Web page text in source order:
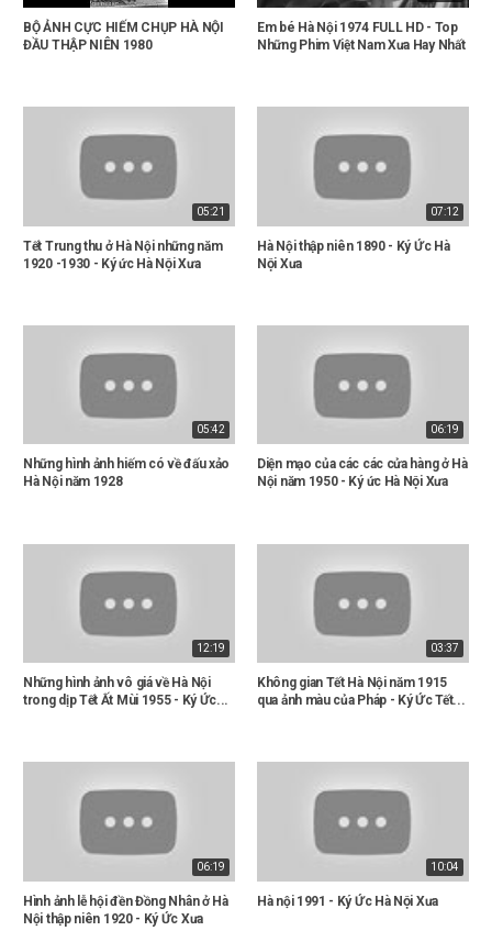
BỘ ẢNH CỰC HIẾM CHỤP HÀ NỘI
ĐẦU THẬP NIÊN 1980
Em bé Hà Nội 1974 FULL HD - Top
Những Phim Việt Nam Xưa Hay Nhất
05:21
Tết Trung thu ở Hà Nội những năm
1920 -1930 - Ký ức Hà Nội Xưa
07:12
Hà Nội thập niên 1890 - Ký Ức Hà
Nội Xưa
05:42
Những hình ảnh hiếm có về đấu xảo
Hà Nội năm 1928
06:19
Diện mạo của các các cửa hàng ở Hà
Nội năm 1950 - Ký ức Hà Nội Xưa
12:19
Những hình ảnh vô giá về Hà Nội
trong dịp Tết Ất Mùi 1955 - Ký Ức...
03:37
Không gian Tết Hà Nội năm 1915
qua ảnh màu của Pháp - Ký Ức Tết...
06:19
Hình ảnh lễ hội đền Đồng Nhân ở Hà
Nội thập niên 1920 - Ký Ức Xưa
10:04
Hà nội 1991 - Ký Ức Hà Nội Xưa